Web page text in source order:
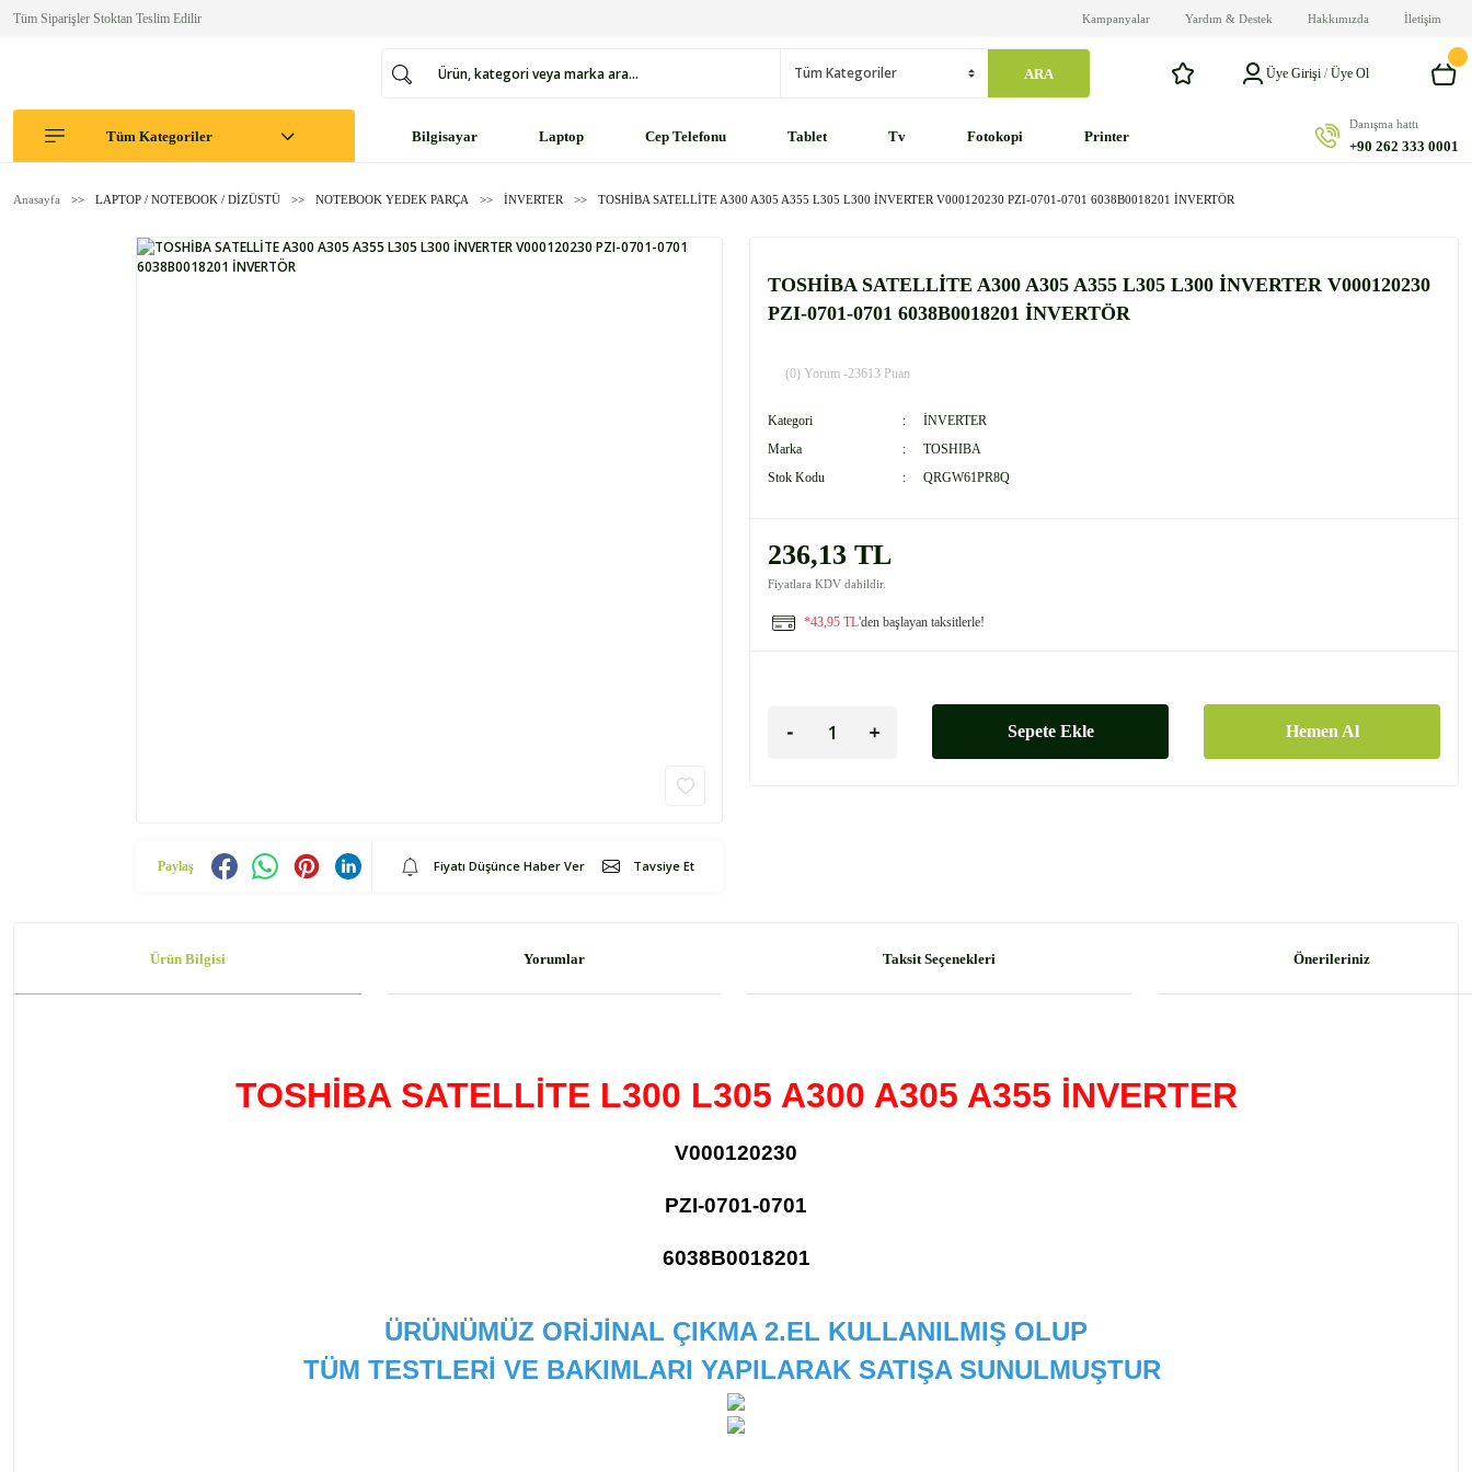
Tüm Siparişler Stoktan Teslim Edilir Kampanyalar Yardım & Destek Hakkımızda İletişim
ARA Üye Girişi /Üye Ol
Tüm Kategoriler Bilgisayar Laptop Cep Telefonu Tablet Tv Fotokopi Printer
Danışma hattı
+90 262 333 0001
Anasayfa LAPTOP / NOTEBOOK / DİZÜSTÜ NOTEBOOK YEDEK PARÇA İNVERTER TOSHİBA SATELLİTE A300 A305 A355 L305 L300 İNVERTER V000120230 PZI-0701-0701 6038B0018201 İNVERTÖR
Paylaş Fiyatı Düşünce Haber Ver Tavsiye Et
TOSHİBA SATELLİTE A300 A305 A355 L305 L300 İNVERTER V000120230
PZI-0701-0701 6038B0018201 İNVERTÖR
(0) Yorum -23613 Puan
Kategori
İNVERTER
Marka
TOSHIBA
Stok Kodu
QRGW61PR8Q
236,13 TL
Fiyatlara KDV dahildir.
*43,95 TL'den başlayan taksitlerle!
Sepete Ekle Hemen Al
Ürün Bilgisi Yorumlar Taksit Seçenekleri Önerileriniz
TOSHİBA SATELLİTE L300 L305 A300 A305 A355 İNVERTER
V000120230
PZI-0701-0701
6038B0018201
ÜRÜNÜMÜZ ORİJİNAL ÇIKMA 2.EL KULLANILMIŞ OLUP
TÜM TESTLERİ VE BAKIMLARI YAPILARAK SATIŞA SUNULMUŞTUR